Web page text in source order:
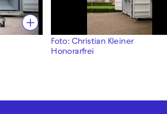
Foto: Christian Kleiner
Honorarfrei